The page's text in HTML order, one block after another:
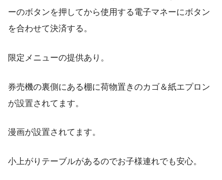
ーのボタンを押してから使用する電子マネーにボタン
を合わせて決済する。
限定メニューの提供あり。
券売機の裏側にある棚に荷物置きのカゴ＆紙エプロン
が設置されてます。
漫画が設置されてます。
小上がりテーブルがあるのでお子様連れでも安心。